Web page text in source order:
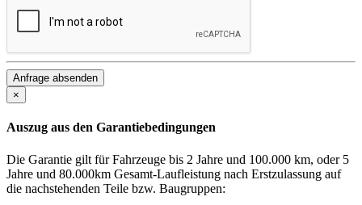
×
Auszug aus den Garantiebedingungen
Die Garantie gilt für Fahrzeuge bis 2 Jahre und 100.000 km, oder 5
Jahre und 80.000km Gesamt-Laufleistung nach Erstzulassung auf
die nachstehenden Teile bzw. Baugruppen: